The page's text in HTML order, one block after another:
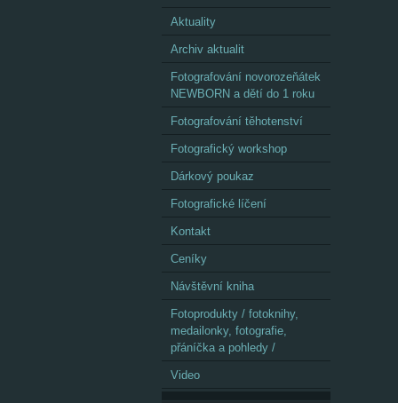
Aktuality
Archiv aktualit
Fotografování novorozeňátek
NEWBORN a dětí do 1 roku
Fotografování těhotenství
Fotografický workshop
Dárkový poukaz
Fotografické líčení
Kontakt
Ceníky
Návštěvní kniha
Fotoprodukty / fotoknihy,
medailonky, fotografie,
přáníčka a pohledy /
Video